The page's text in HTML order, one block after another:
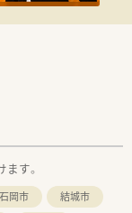
体の一員として他店
意識したシンプル
の貢献度に応じた
あり、高い目標を持
す。
石岡市
結城市